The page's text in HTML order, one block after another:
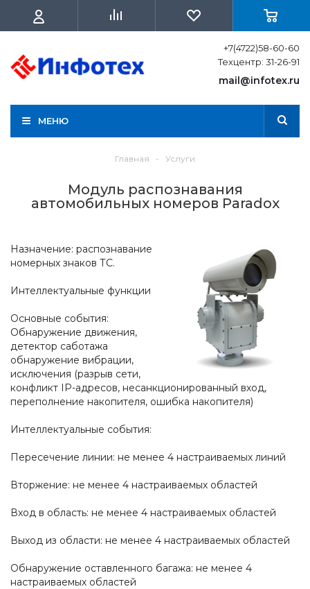
+7(4722)58-60-60
Техцентр: 31-26-91
mail@infotex.ru
МЕНЮ
Главная - Услуги
Модуль распознавания
автомобильных номеров Paradox
Назначение: распознавание
номерных знаков ТС.
Интеллектуальные функции
Основные события:
Обнаружение движения,
детектор саботажа
обнаружение вибрации,
исключения (разрыв сети,
конфликт IP-адресов, несанкционированный вход,
переполнение накопителя, ошибка накопителя)
Интеллектуальные события:
Пересечение линии: не менее 4 настраиваемых линий
Вторжение: не менее 4 настраиваемых областей
Вход в область: не менее 4 настраиваемых областей
Выход из области: не менее 4 настраиваемых областей
Обнаружение оставленного багажа: не менее 4
настраиваемых областей